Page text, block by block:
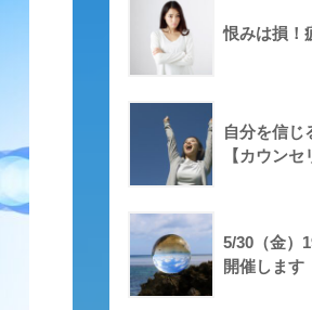
恨みは損！
自分を信
【カウンセ
5/30（金
開催します